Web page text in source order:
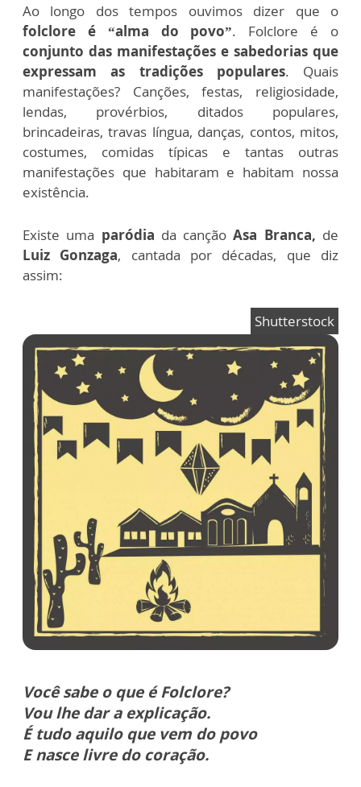
Ao longo dos tempos ouvimos dizer que o
folclore é “alma do povo”. Folclore é o
conjunto das manifestações e sabedorias que
expressam as tradições populares. Quais
manifestações? Canções, festas, religiosidade,
lendas, provérbios, ditados populares,
brincadeiras, travas língua, danças, contos, mitos,
costumes, comidas típicas e tantas outras
manifestações que habitaram e habitam nossa
existência.
Existe uma paródia da cançãoAsa Branca, de
Luiz Gonzaga, cantada por décadas, que diz
assim:
Shutterstock
Você sabe o que é Folclore?
Vou lhe dar a explicação.
É tudo aquilo que vem do povo
E nasce livre do coração.